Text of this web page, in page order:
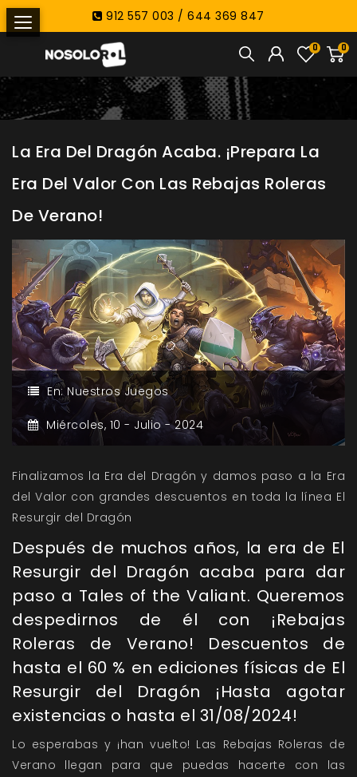
912 557 003 / 644 369 847
0
0
La Era Del Dragón Acaba. ¡Prepara La
Era Del Valor Con Las Rebajas Roleras
De Verano!
En:Nuestros Juegos
Miércoles, 10 - Julio -2024
Finalizamos la Era del Dragón y damos paso a la Era
del Valor con grandes descuentos en toda la línea El
Resurgir del Dragón
Después de muchos años, la era de El
Resurgir del Dragón acaba para dar
paso a Tales of the Valiant. Queremos
despedirnos de él con ¡Rebajas
Roleras de Verano! Descuentos de
hasta el 60 % en ediciones físicas de El
Resurgir del Dragón ¡Hasta agotar
existencias o hasta el 31/08/2024!
Lo esperabas y ¡han vuelto! Las Rebajas Roleras de
Verano llegan para que puedas hacerte con las